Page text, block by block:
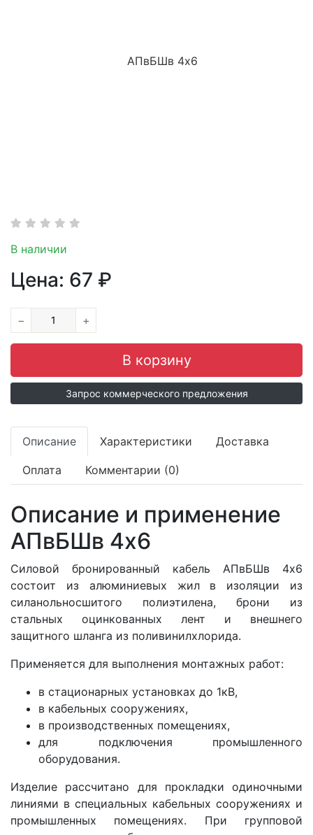
В наличии
Цена: 67 ₽
− +
Запрос коммерческого предложения
Описание Характеристики Доставка
Оплата Комментарии (0)
Описание и применение
АПвБШв 4x6
Силовой бронированный кабель АПвБШв 4x6
состоит из алюминиевых жил в изоляции из
силанольносшитого полиэтилена, брони из
стальных оцинкованных лент и внешнего
защитного шланга из поливинилхлорида.
Применяется для выполнения монтажных работ:
в стационарных установках до 1кВ,
в кабельных сооружениях,
в производственных помещениях,
для подключения промышленного
оборудования.
Изделие рассчитано для прокладки одиночными
линиями в специальных кабельных сооружениях и
промышленных помещениях. При групповой